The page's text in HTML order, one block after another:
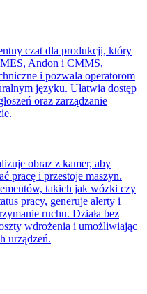
czat dla produkcji, który
MES, Andon i CMMS,
i pozwala operatorom
języku. Ułatwia dostęp
oraz zarządzanie
obraz z kamer, aby
pracę i przestoje maszyn.
takich jak wózki czy
pracy, generuje alerty i
ruchu. Działa bez
wdrożenia i umożliwiając
urządzeń.